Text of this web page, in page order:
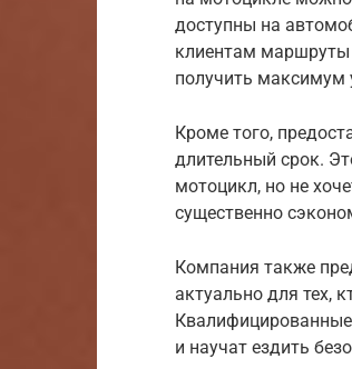
доступны на
клиентам маршруты
получить максимум
Кроме того,
длительный срок.
мотоцикл, но не
существенно
Компания также
актуально для тех,
и научат ездить